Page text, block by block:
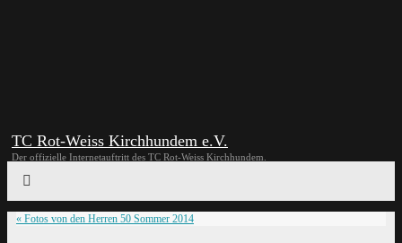
TC Rot-Weiss Kirchhundem e.V.
Der offizielle Internetauftritt des TC Rot-Weiss Kirchhundem.
« Fotos von den Herren 50 Sommer 2014